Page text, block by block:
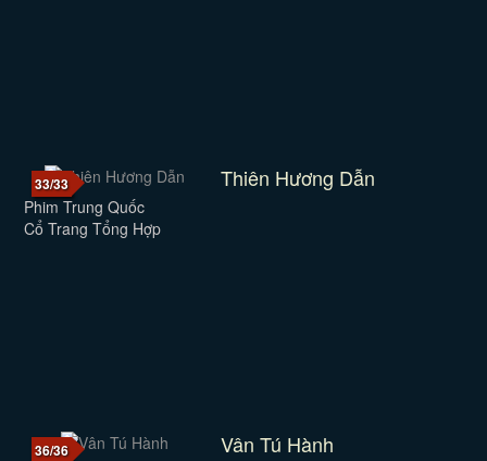
33/33 Thiên Hương Dẫn
Phim Trung Quốc
Cổ Trang Tổng Hợp
36/36 Vân Tú Hành